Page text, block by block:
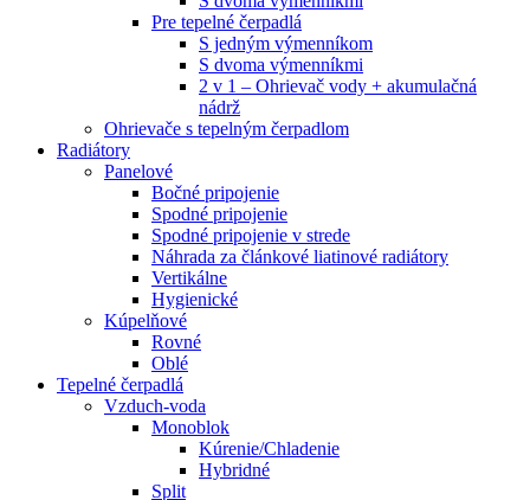
Pre tepelné čerpadlá
S jedným výmenníkom
S dvoma výmenníkmi
2 v 1 – Ohrievač vody + akumulačná
nádrž
Ohrievače s tepelným čerpadlom
Radiátory
Panelové
Bočné pripojenie
Spodné pripojenie
Spodné pripojenie v strede
Náhrada za článkové liatinové radiátory
Vertikálne
Hygienické
Kúpelňové
Rovné
Oblé
Tepelné čerpadlá
Vzduch-voda
Monoblok
Kúrenie/Chladenie
Hybridné
Split